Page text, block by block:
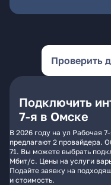
Проверить
Подключить
7-я в Омске
В 2026 году на ул Рабочая
предлагают 2 провайдера.
71. Вы можете выбрать
Мбит/с. Цены на услуги
Подайте заявку на
и стоимость.